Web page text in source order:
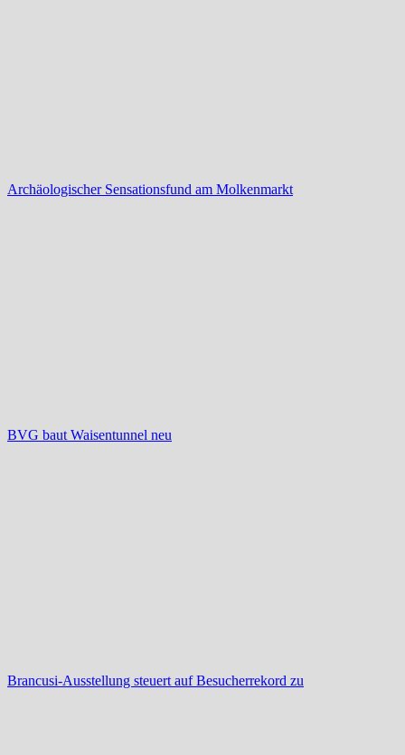
Archäologischer Sensationsfund am Molkenmarkt
BVG baut Waisentunnel neu
Brancusi-Ausstellung steuert auf Besucherrekord zu